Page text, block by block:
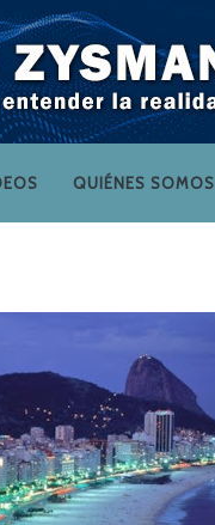
QUIÉNES SOMOS